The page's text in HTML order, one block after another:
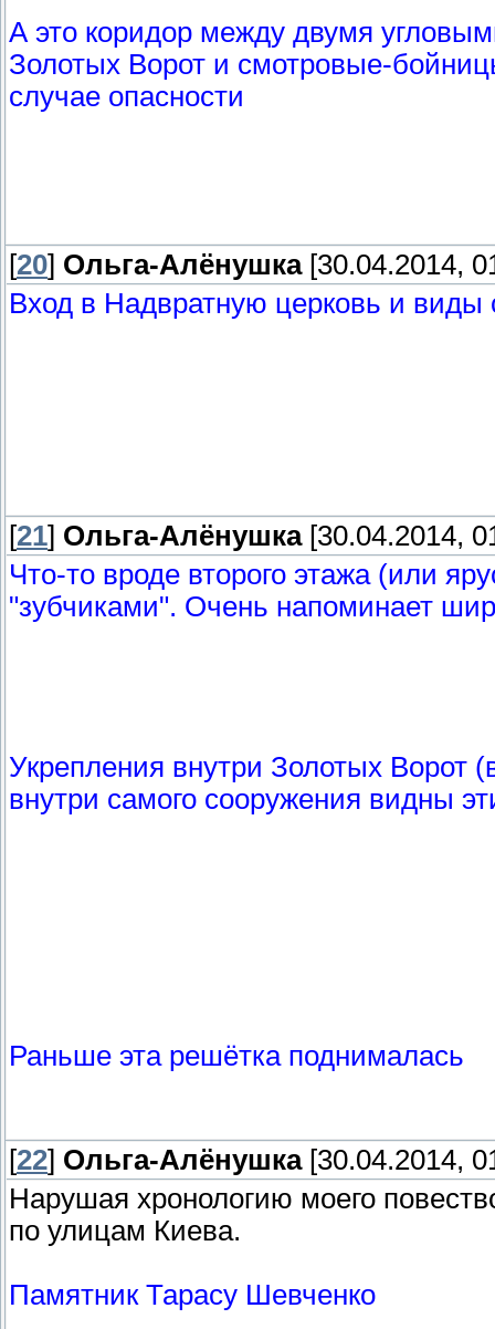
А это коридор между двумя
Золотых Ворот и смотровые-
случае опасности
[20] Ольга-Алёнушка[30.04.2014,
Вход в Надвратную церковь и виды
[21] Ольга-Алёнушка[30.04.2014,
Что-то вроде второго этажа (или
"зубчиками". Очень напоминает
Укрепления внутри Золотых Ворот
внутри самого сооружения видны
Раньше эта решётка поднималась
[22] Ольга-Алёнушка[30.04.2014,
Нарушая хронологию моего
по улицам Киева.
Памятник Тарасу Шевченко